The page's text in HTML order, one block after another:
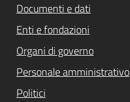
Documenti e dati
Enti e fondazioni
Organi di governo
Personale amministrativo
Politici